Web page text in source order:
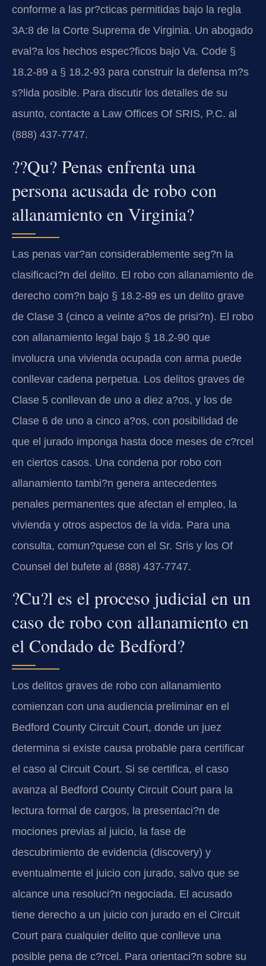
conforme a las pr?cticas permitidas bajo la regla
3A:8 de la Corte Suprema de Virginia. Un abogado
eval?a los hechos espec?ficos bajo Va. Code §
18.2-89 a § 18.2-93 para construir la defensa m?s
s?lida posible. Para discutir los detalles de su
asunto, contacte a Law Offices Of SRIS, P.C. al
(888) 437-7747.
??Qu? Penas enfrenta una
persona acusada de robo con
allanamiento en Virginia?
Las penas var?an considerablemente seg?n la
clasificaci?n del delito. El robo con allanamiento de
derecho com?n bajo § 18.2-89 es un delito grave
de Clase 3 (cinco a veinte a?os de prisi?n). El robo
con allanamiento legal bajo § 18.2-90 que
involucra una vivienda ocupada con arma puede
conllevar cadena perpetua. Los delitos graves de
Clase 5 conllevan de uno a diez a?os, y los de
Clase 6 de uno a cinco a?os, con posibilidad de
que el jurado imponga hasta doce meses de c?rcel
en ciertos casos. Una condena por robo con
allanamiento tambi?n genera antecedentes
penales permanentes que afectan el empleo, la
vivienda y otros aspectos de la vida. Para una
consulta, comun?quese con el Sr. Sris y los Of
Counsel del bufete al (888) 437-7747.
?Cu?l es el proceso judicial en un
caso de robo con allanamiento en
el Condado de Bedford?
Los delitos graves de robo con allanamiento
comienzan con una audiencia preliminar en el
Bedford County Circuit Court, donde un juez
determina si existe causa probable para certificar
el caso al Circuit Court. Si se certifica, el caso
avanza al Bedford County Circuit Court para la
lectura formal de cargos, la presentaci?n de
mociones previas al juicio, la fase de
descubrimiento de evidencia (discovery) y
eventualmente el juicio con jurado, salvo que se
alcance una resoluci?n negociada. El acusado
tiene derecho a un juicio con jurado en el Circuit
Court para cualquier delito que conlleve una
posible pena de c?rcel. Para orientaci?n sobre su